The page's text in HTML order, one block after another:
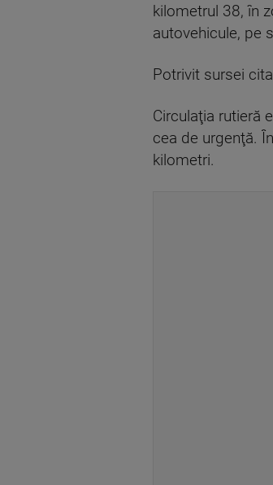
kilometrul 38, în
autovehicule, pe
Potrivit sursei
Circulaţia rutieră
cea de urgenţă.
kilometri.